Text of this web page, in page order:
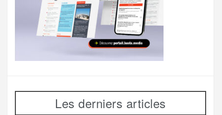
Les derniers articles